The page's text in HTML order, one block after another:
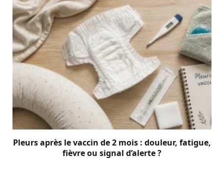
Pleurs après le vaccin de 2 mois : douleur, fatigue,
fièvre ou signal d’alerte ?